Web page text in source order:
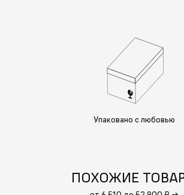
Упаковано с любовью
ПОХОЖИЕ